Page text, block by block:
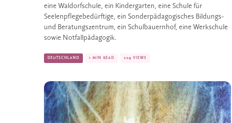
eine Waldorfschule, ein Kindergarten, eine Schule für
Seelenpflegebedürftige, ein Sonderpädagogisches Bildungs-
und Beratungszentrum, ein Schulbauernhof, eine Werkschule
sowie Notfallpädagogik.
DEUTSCHLAND 1 MIN READ 204 VIEWS